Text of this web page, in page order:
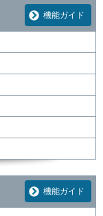
機能ガイド
機能ガイド